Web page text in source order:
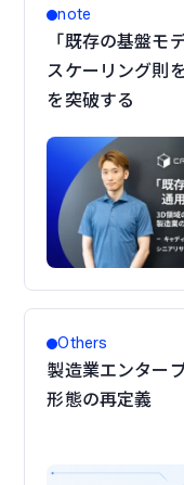
note
「既存の基盤
スケーリング則
を突破する
Others
製造業エンター
形態の再定義